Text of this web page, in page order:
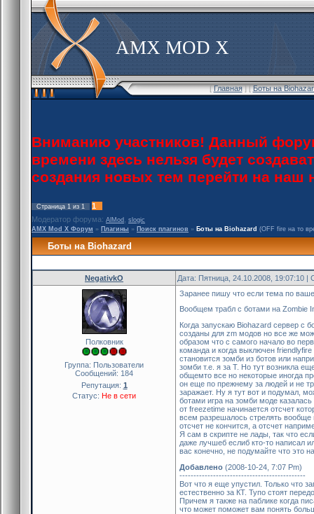
AMX MOD X
[Главная] [Боты на
Вниманию участников! Данный
времени здесь нельзя будет
создания новых тем перейти на
Страница 1 из 1
1
Модератор форума: AlMod
slogic
AMX Mod X Форум » Плагины » Поиск плагинов » Боты на Biohazard (OFF fire на то
Боты на Biohazard
NegativkO Дата: Пятница, 24.10.2008, 19:07:10
Полковник
Группа: Пользователи
Сообщений: 184
Репутация: 1
Статус: Не в сети
Заранее пишу что если тема по
Вообщем трабл с ботами на Zombie
Когда запускаю Biohazard сервер с
созданы для zm модов но все же
образом что с самого начало во
команда и когда выключен
становится зомби из ботов или
зомби т.е. я за Т. Но тут возникла
общемто все но некоторые иногда
он еще по прежнему за людей и не
заражает. Ну я тут вот и подумал,
ботами игра на зомби моде
от freezetime начинается отсчет
всем разрешалось стрелять вообще
отсчет не кончится, а отсчет
Я сам в скрипте не лады, так что
даже лучшеб еслиб кто-то написал
вас конечно, не подумайте что это
Добавлено (2008-10-24, 7:07 Pm)
---------------------------------------------
Вот что я еще упустил. Только что
естественно за КТ. Тупо стоят
Причем я также на паблике когда
что может поможет вам понять